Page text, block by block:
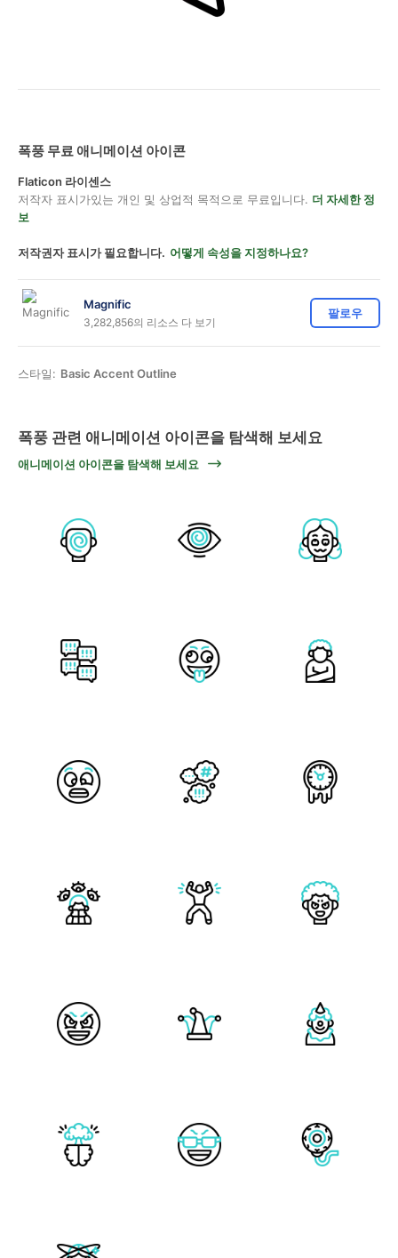
폭풍 무료 애니메이션 아이콘
Flaticon 라이센스
저작자 표시가있는 개인 및 상업적 목적으로 무료입니다. 더 자세한 정
보
저작권자 표시가 필요합니다. 어떻게 속성을 지정하나요?
Magnific
3,282,856의 리소스 다 보기
팔로우
스타일: Basic Accent Outline
폭풍 관련 애니메이션 아이콘을 탐색해 보세요
애니메이션 아이콘을 탐색해 보세요